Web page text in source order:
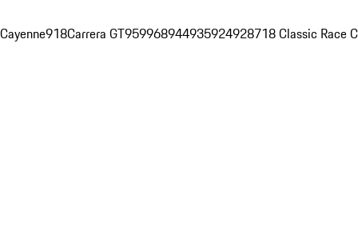
Cayenne918Carrera GT959968944935924928718 Classic Race